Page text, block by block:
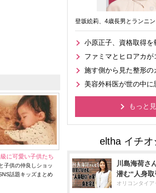
に可愛い子供たち
子供の仲良しショッ
話題キッズまとめ
登坂絵莉、4歳長男とランニ
小原正子、資格取得を
ファミマとヒロアカが
施す側から見た整形の
美容外科医が世の中に
もっと
川島海荷さ
潜む“人身
オリコンタイア